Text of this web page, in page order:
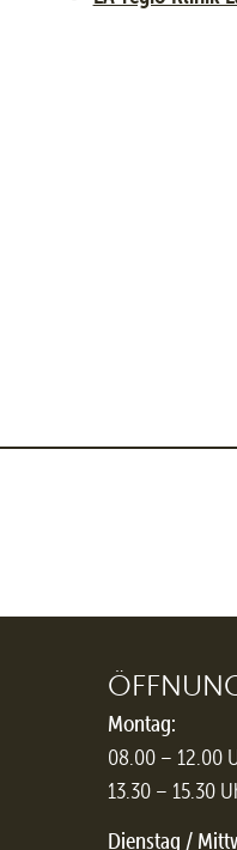
Montag:
08.00 – 12.00
13.30 – 15.30
Dienstag /